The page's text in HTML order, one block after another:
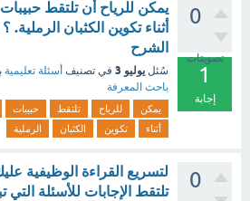
0
تصويتات
1
إجابة
يمكن للرياح أن تلتقط
أثناء تكوين الكثبان الرملية.
الشرح
سُئل يوليو 3 في تصنيف أسئلة تعليمية
باحث المعرفة
يمكن للرياح تلتقط حبيبات
أثناء
تكوين الكثبان الرملية
0
لتسريع القراءة الوظيفية
تلتقط الإجابات للأسئلة التي